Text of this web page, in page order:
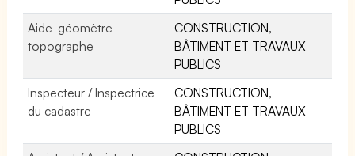
Aide-géomètre-
topographe
CONSTRUCTION,
BÂTIMENT ET TRAVAUX
PUBLICS
Inspecteur / Inspectrice
du cadastre
CONSTRUCTION,
BÂTIMENT ET TRAVAUX
PUBLICS